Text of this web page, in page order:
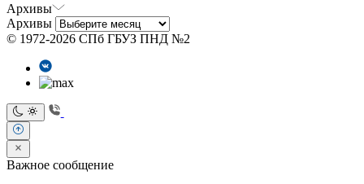
Архивы
Архивы
© 1972-2026 СПб ГБУЗ ПНД №2
Важное сообщение